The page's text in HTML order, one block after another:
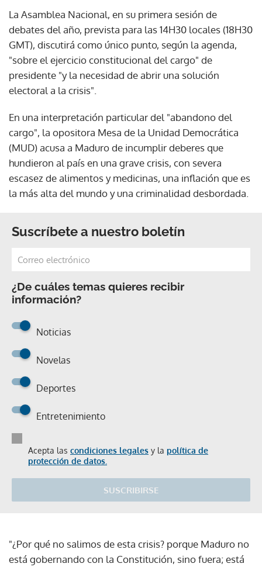
La Asamblea Nacional, en su primera sesión de
debates del año, prevista para las 14H30 locales (18H30
GMT), discutirá como único punto, según la agenda,
"sobre el ejercicio constitucional del cargo" de
presidente "y la necesidad de abrir una solución
electoral a la crisis".
En una interpretación particular del "abandono del
cargo", la opositora Mesa de la Unidad Democrática
(MUD) acusa a Maduro de incumplir deberes que
hundieron al país en una grave crisis, con severa
escasez de alimentos y medicinas, una inflación que es
la más alta del mundo y una criminalidad desbordada.
Suscríbete a nuestro boletín
¿De cuáles temas quieres recibir
información?
Noticias
Novelas
Deportes
Entretenimiento
Acepta las condiciones legales y la política de
protección de datos.
SUSCRIBIRSE
"¿Por qué no salimos de esta crisis? porque Maduro no
está gobernando con la Constitución, sino fuera; está